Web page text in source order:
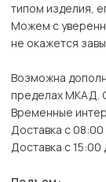
типом изделия,
Можем с
не окажется
Возможна
пределах МКАД.
Временные
Доставка с
Доставка с